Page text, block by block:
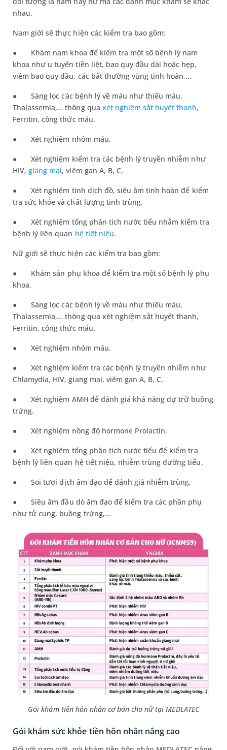
nhau.
Nam giới sẽ thực hiện các kiểm tra bao gồm:
●
Khám nam khoa để kiểm tra một số bệnh lý nam
khoa như u tuyến tiền liệt, bao quy đầu dài hoặc hẹp,
viêm bao quy đầu, các bất thường vùng tinh hoàn,...
●
Sàng lọc các bệnh lý về máu như thiếu máu,
Thalassemia,… thông qua xét nghiệm sắt huyết thanh,
Ferritin, công thức máu.
● Xét nghiệm nhóm máu.
●
Xét nghiệm kiểm tra các bệnh lý truyền nhiễm như
HIV,giang mai, viêm gan A, B, C.
● Xét nghiệm tinh dịch đồ, siêu âmtinh hoàn để kiểm
tra sức khỏe và chất lượng tinh trùng.
●
Xét nghiệm tổng phân tích nước tiểu nhằm kiểm tra
bệnh lý liên quan hệ tiết niệu.
Nữ giới sẽ thực hiện các kiểm tra bao gồm:
● Khám sản phụ khoa để kiểm tra một số bệnh lý phụ
khoa.
●
Sàng lọc các bệnh lý về máu như thiếu máu,
Thalassemia,… thông qua xét nghiệm sắt huyết thanh,
Ferritin, công thức máu.
● Xét nghiệm nhóm máu.
●
Xét nghiệm kiểm tra các bệnh lý truyền nhiễm như
Chlamydia, HIV, giang mai, viêm gan A, B, C.
●
Xét nghiệm AMH để đánh giá khả năng dự trữ buồng
trứng.
● Xét nghiệm nồng độ hormone Prolactin.
●
Xét nghiệm tổng phân tích nước tiểu để kiểm tra
bệnh lý liên quan hệ tiết niệu, nhiễm trùng đường tiểu.
● Soi tươi dịch âm đạo để đánh giá nhiễm trùng.
●
Siêu âm đầu dò âm đạo để kiểm tra các phần phụ
như tử cung, buồng trứng,...
Gói khám tiền hôn nhân cơ bản cho nữ tại MEDLATEC
Gói khám sức khỏe tiền hôn nhân nâng cao